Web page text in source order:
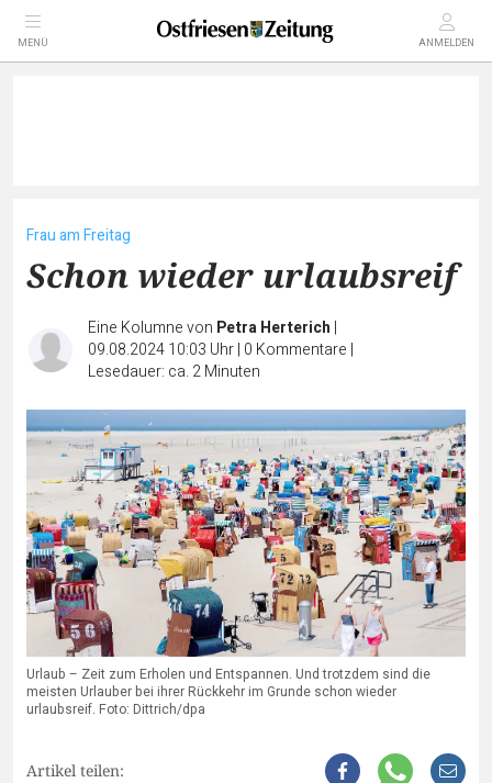
MENÜ ANMELDEN
Frau am Freitag
Schon wieder urlaubsreif
Eine Kolumne von Petra Herterich |
09.08.2024 10:03 Uhr| 0 Kommentare |
Lesedauer: ca. 2 Minuten
Urlaub – Zeit zum Erholen und Entspannen. Und trotzdem sind die
meisten Urlauber bei ihrer Rückkehr im Grunde schon wieder
urlaubsreif. Foto: Dittrich/dpa
Artikel teilen: